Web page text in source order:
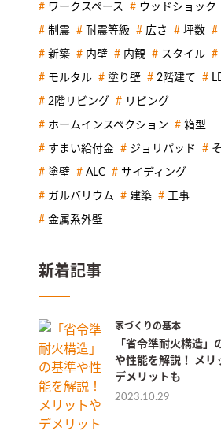
ワークスペース ウッドショック
制震 耐震等級 広さ 坪数
新築 内壁 内観 スタイル
モルタル 塗り壁 2階建て
2階リビング リビング
ホームインスペクション 箱型
すまい給付金 ジョリパッド
塗壁 ALC サイディング
ガルバリウム 建築 工事
金属系外壁
新着記事
家づくりの基本
「省令準耐火構造」
や性能を解説！ メリ
デメリットも
2023.10.29